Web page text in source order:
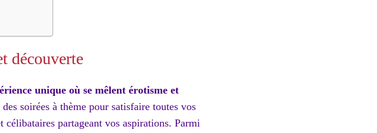
découverte
unique où se mêlent érotisme et
soirées à thème pour satisfaire toutes vos
célibataires partageant vos aspirations. Parmi